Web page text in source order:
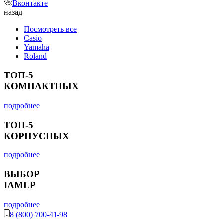
Вконтакте
назад
Посмотреть все
Casio
Yamaha
Roland
ТОП-5
КОМПАКТНЫХ
подробнее
ТОП-5
КОРПУСНЫХ
подробнее
ВЫБОР
IAMLP
подробнее
8 (800) 700-41-98